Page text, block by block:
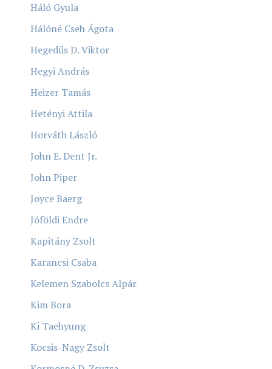
Háló Gyula
Hálóné Cseh Ágota
Hegedűs D. Viktor
Hegyi András
Heizer Tamás
Hetényi Attila
Horváth László
John E. Dent Jr.
John Piper
Joyce Baerg
Jóföldi Endre
Kapitány Zsolt
Karancsi Csaba
Kelemen Szabolcs Alpár
Kim Bora
Ki Taehyung
Kocsis-Nagy Zsolt